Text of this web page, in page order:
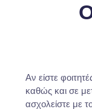
Αν είστε
καθώς και σε
ασχολείστε με